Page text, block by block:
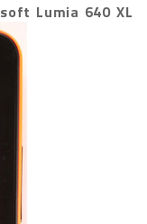
Lumia 640 XL